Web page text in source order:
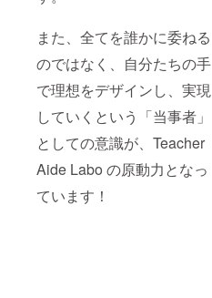
また、全てを誰かに委ねる
のではなく、自分たちの手
で理想をデザインし、実現
していくという「当事者」
としての意識が、Teacher
Aide Labo の原動力となっ
ています！